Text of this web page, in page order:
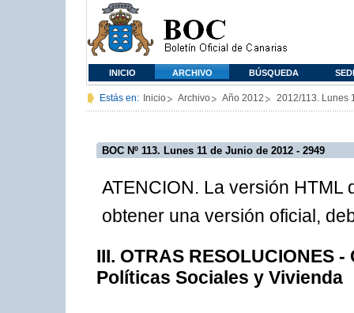
INICIO ARCHIVO BÚSQUEDA
Estás en: Inicio Archivo Año 2012 2012/113. Lunes
BOC Nº 113. Lunes 11 de Junio de 2012 - 2949
ATENCION. La versión HTML
obtener una versión oficial,
III. OTRAS RESOLUCIONES
Políticas Sociales y Vivienda